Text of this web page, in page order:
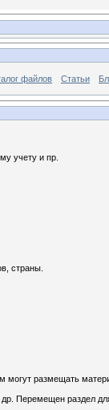
файлов Статьи
учету и пр.
страны.
размещать
Перемещен раздел